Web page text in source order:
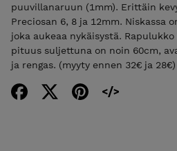
puuvillanaruun (1mm). Erittäin
Preciosan 6, 8 ja 12mm. Niskassa
joka aukeaa nykäisystä.
pituus suljettuna on noin 60cm,
ja rengas. (myyty ennen 32€ ja 28€)